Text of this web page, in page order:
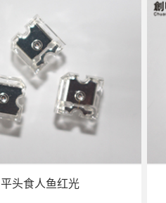
平头食人鱼红光